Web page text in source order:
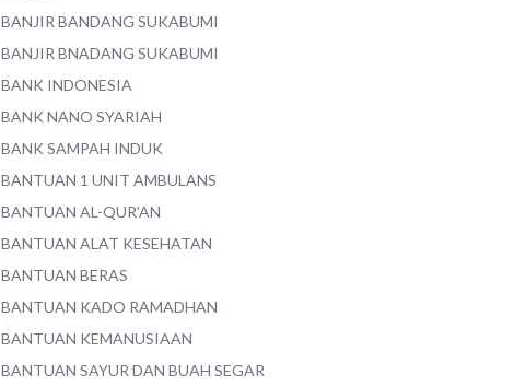
BANJIR BANDANG SUKABUMI
BANJIR BNADANG SUKABUMI
BANK INDONESIA
BANK NANO SYARIAH
BANK SAMPAH INDUK
BANTUAN 1 UNIT AMBULANS
BANTUAN AL-QUR'AN
BANTUAN ALAT KESEHATAN
BANTUAN BERAS
BANTUAN KADO RAMADHAN
BANTUAN KEMANUSIAAN
BANTUAN SAYUR DAN BUAH SEGAR